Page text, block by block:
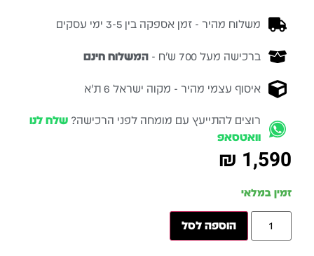
משלוח מהיר - זמן אספקה בין 3-5 ימי עסקים
ברכישה מעל 700 ש״ח - המשלוח חינם
איסוף עצמי מהיר - מקוה ישראל 6 ת״א
רוצים להתייעץ עם מומחה לפני הרכישה? שלח לנו
וואטסאפ
₪ 1,590
זמין במלאי
הוספה לסל